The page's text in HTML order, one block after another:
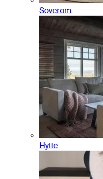
Soverom
Hytte